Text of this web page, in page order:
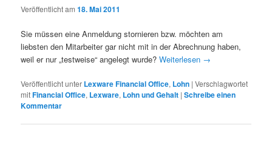
Veröffentlicht am18. Mai 2011
Sie müssen eine Anmeldung stornieren bzw. möchten am
liebsten den Mitarbeiter gar nicht mit in der Abrechnung haben,
weil er nur „testweise“ angelegt wurde?Weiterlesen →
Veröffentlicht unter Lexware Financial Office, Lohn |Verschlagwortet
mitFinancial Office, Lexware, Lohn und Gehalt |Schreibe einen
Kommentar